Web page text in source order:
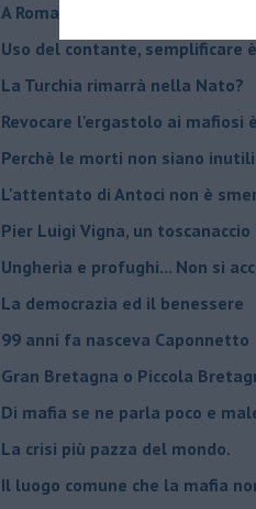
A Roma la mafia esiste
Uso del contante, semplificare
La Turchia rimarrà nella Nato?
Revocare l'ergastolo ai mafiosi
Perchè le morti non siano inutili
L'attentato di Antoci non è
Pier Luigi Vigna, un
Ungheria e profughi... Non si
La democrazia ed il benessere
99 anni fa nasceva Caponnetto
Gran Bretagna o Piccola
Di mafia se ne parla poco e
La crisi più pazza del mondo.
Il luogo comune che la mafia